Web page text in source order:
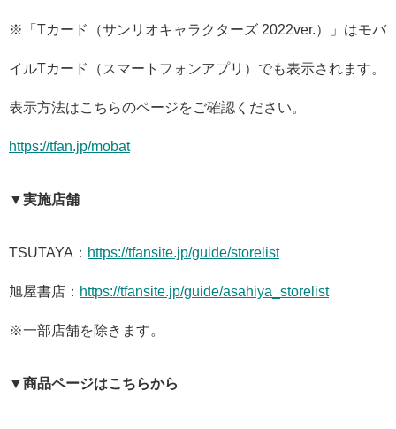
※「Tカード（サンリオキャラクターズ 2022ver.）」はモバ
イルTカード（スマートフォンアプリ）でも表示されます。
表示方法はこちらのページをご確認ください。
https://tfan.jp/mobat
▼実施店舗
TSUTAYA： https://tfansite.jp/guide/storelist
旭屋書店： https://tfansite.jp/guide/asahiya_storelist
※一部店舗を除きます。
▼商品ページはこちらから